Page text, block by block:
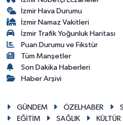
İzmir Hava Durumu
İzmir Namaz Vakitleri
İzmir Trafik Yoğunluk Haritası
Puan Durumu ve Fikstür
Tüm Manşetler
Son Dakika Haberleri
Haber Arşivi
GÜNDEM ÖZELHABER
EĞİTİM
SAĞLIK